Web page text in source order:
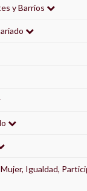
y Barrios
Igualdad,